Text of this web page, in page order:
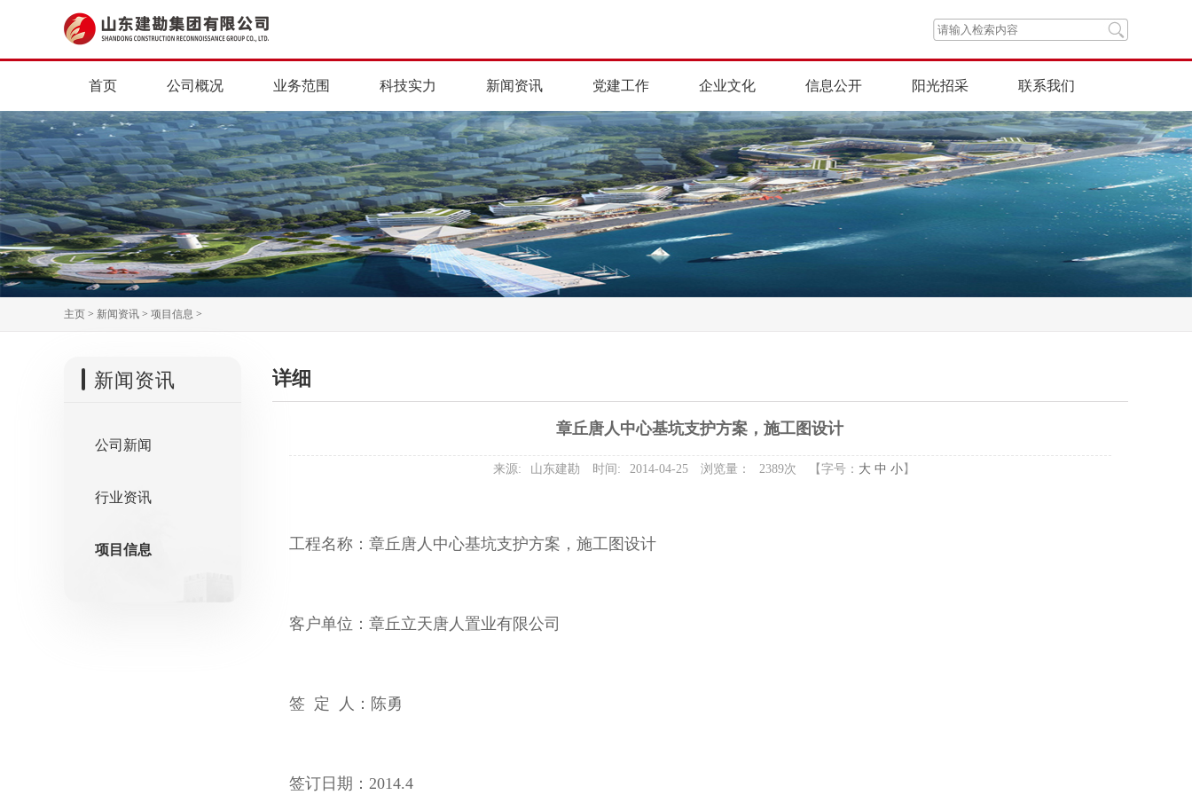
首页 公司概况 业务范围 科技实力 新闻资讯 党建工作 企业文化 信息公开 阳光招采 联系我们
主页 > 新闻资讯 > 项目信息 >
新闻资讯
公司新闻
行业资讯
项目信息
详细
章丘唐人中心基坑支护方案，施工图设计
来源: 山东建勘 时间: 2014-04-25 浏览量： 2389次 【字号： 大 中 小 】
工程名称：章丘唐人中心基坑支护方案，施工图设计
客户单位：章丘立天唐人置业有限公司
签 定 人：陈勇
签订日期：2014.4